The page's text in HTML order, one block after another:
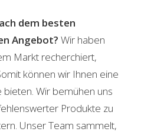
dem besten
Angebot? Wir haben
Markt recherchiert,
können wir Ihnen eine
Wir bemühen uns
Produkte zu
Unser Team sammelt,